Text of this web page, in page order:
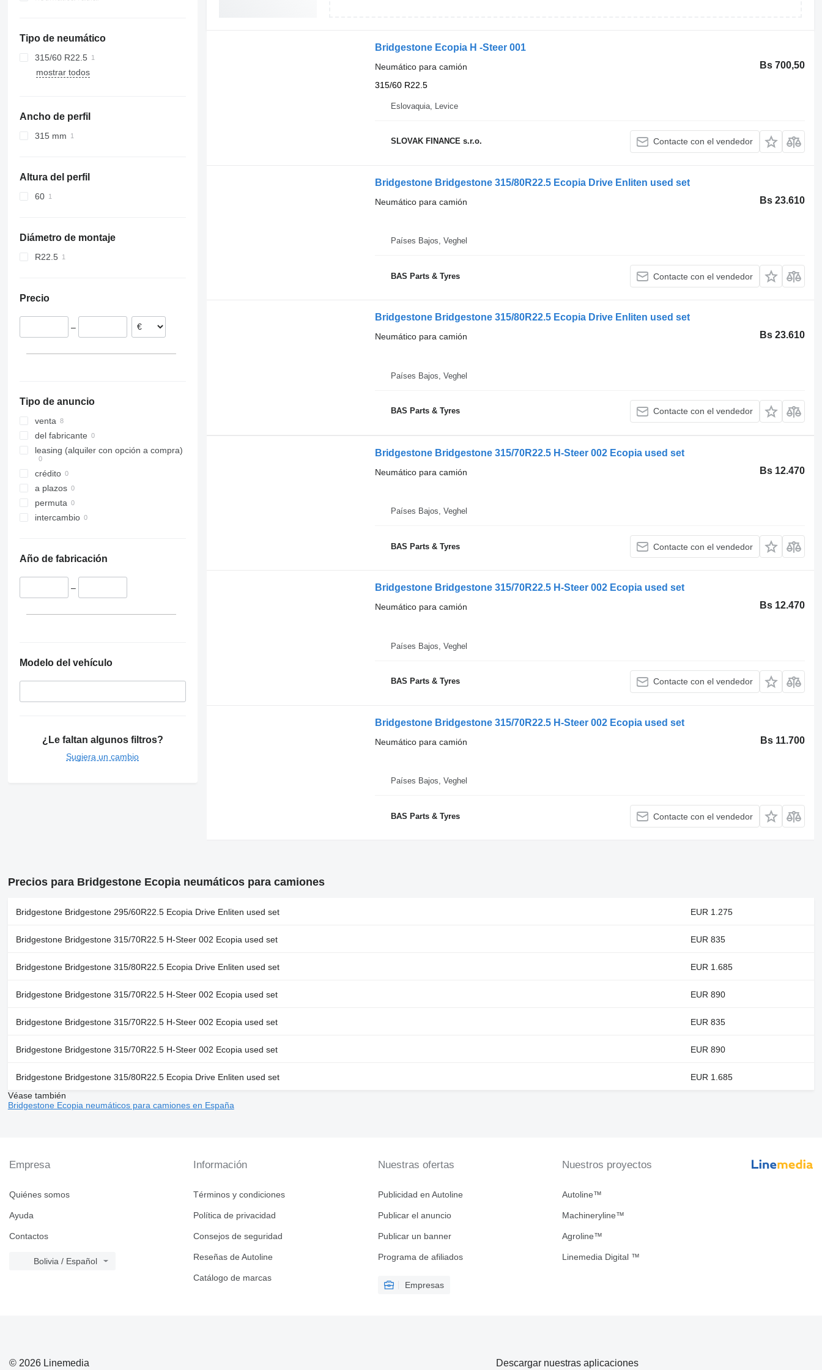
Tipo de neumático
315/60 R22.5
mostrar todos
Ancho de perfil
315 mm
Altura del perfil
60
Diámetro de montaje
R22.5
Precio
–
Tipo de anuncio
venta
del fabricante
leasing (alquiler con opción a compra)
crédito
a plazos
permuta
intercambio
Año de fabricación
–
Modelo del vehículo
¿Le faltan algunos filtros?
Sugiera un cambio
Bridgestone Ecopia H -Steer 001
Bs 700,50
Neumático para camión
315/60 R22.5
Eslovaquia, Levice
SLOVAK FINANCE s.r.o. Contacte con el vendedor
Bridgestone Bridgestone 315/80R22.5 Ecopia Drive Enliten used set
Bs 23.610
Neumático para camión
Países Bajos, Veghel
BAS Parts & Tyres Contacte con el vendedor
Bridgestone Bridgestone 315/80R22.5 Ecopia Drive Enliten used set
Bs 23.610
Neumático para camión
Países Bajos, Veghel
BAS Parts & Tyres Contacte con el vendedor
Bridgestone Bridgestone 315/70R22.5 H-Steer 002 Ecopia used set
Bs 12.470
Neumático para camión
Países Bajos, Veghel
BAS Parts & Tyres Contacte con el vendedor
Bridgestone Bridgestone 315/70R22.5 H-Steer 002 Ecopia used set
Bs 12.470
Neumático para camión
Países Bajos, Veghel
BAS Parts & Tyres Contacte con el vendedor
Bridgestone Bridgestone 315/70R22.5 H-Steer 002 Ecopia used set
Bs 11.700
Neumático para camión
Países Bajos, Veghel
BAS Parts & Tyres Contacte con el vendedor
Precios para Bridgestone Ecopia neumáticos para camiones
Bridgestone Bridgestone 295/60R22.5 Ecopia Drive Enliten used set EUR 1.275
Bridgestone Bridgestone 315/70R22.5 H-Steer 002 Ecopia used set EUR 835
Bridgestone Bridgestone 315/80R22.5 Ecopia Drive Enliten used set EUR 1.685
Bridgestone Bridgestone 315/70R22.5 H-Steer 002 Ecopia used set EUR 890
Bridgestone Bridgestone 315/70R22.5 H-Steer 002 Ecopia used set EUR 835
Bridgestone Bridgestone 315/70R22.5 H-Steer 002 Ecopia used set EUR 890
Bridgestone Bridgestone 315/80R22.5 Ecopia Drive Enliten used set
EUR 1.685
Véase también
Bridgestone Ecopia neumáticos para camiones en España
Empresa
Quiénes somos
Ayuda
Contactos
Bolivia / Español
Información
Términos y condiciones
Política de privacidad
Consejos de seguridad
Reseñas de Autoline
Catálogo de marcas
Nuestras ofertas
Publicidad en Autoline
Publicar el anuncio
Publicar un banner
Programa de afiliados
Empresas
Nuestros proyectos
Autoline™
Machineryline™
Agroline™
Linemedia Digital ™
© 2026 Linemedia Descargar nuestras aplicaciones